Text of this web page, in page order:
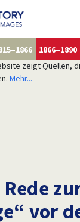
1866–1890
zeigt Quellen,
Mehr...
vor